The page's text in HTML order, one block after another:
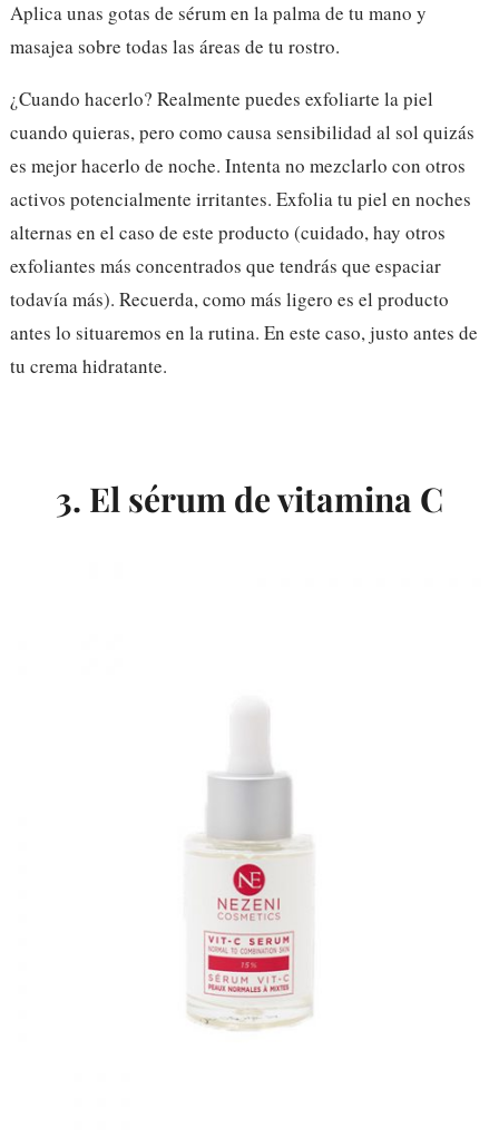
Aplica unas gotas de sérum en la palma de tu mano y
masajea sobre todas las áreas de tu rostro.
¿Cuando hacerlo? Realmente puedes exfoliarte la piel
cuando quieras, pero como causa sensibilidad al sol quizás
es mejor hacerlo de noche. Intenta no mezclarlo con otros
activos potencialmente irritantes. Exfolia tu piel en noches
alternas en el caso de este producto (cuidado, hay otros
exfoliantes más concentrados que tendrás que espaciar
todavía más). Recuerda, como más ligero es el producto
antes lo situaremos en la rutina. En este caso, justo antes de
tu crema hidratante.
3. El sérum de vitamina C